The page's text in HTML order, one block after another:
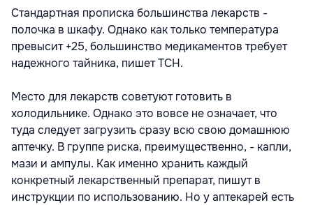
Стандартная прописка большинства лекарств -
полочка в шкафу. Однако как только температура
превысит +25, большинство медикаментов требует
надежного тайника, пишет ТСН.
Место для лекарств советуют готовить в
холодильнике. Однако это вовсе не означает, что
туда следует загрузить сразу всю свою домашнюю
аптечку. В группе риска, преимущественно, - капли,
мази и ампулы. Как именно хранить каждый
конкретный лекарственный препарат, пишут в
инструкции по использованию. Но у аптекарей есть